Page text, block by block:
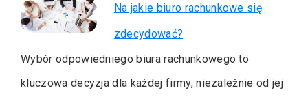
Na jakie biuro rachunkowe się
zdecydować?
Wybór odpowiedniego biura rachunkowego to
kluczowa decyzja dla każdej firmy, niezależnie od jej